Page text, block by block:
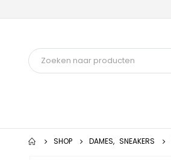
SHOP DAMES, SNEAKERS